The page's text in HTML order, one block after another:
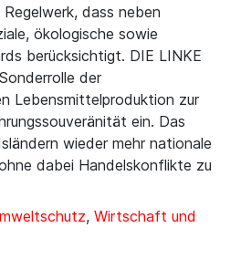
dass neben
ökologische sowie
berücksichtigt. DIE LINKE
der
Lebensmittelproduktion zur
ein. Das
wieder mehr nationale
dabei Handelskonflikte zu
, Wirtschaft und